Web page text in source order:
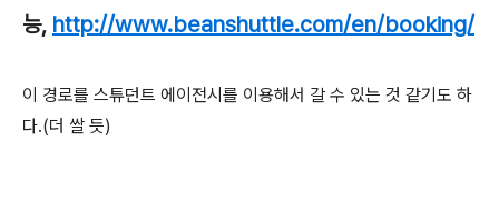
능, http://www.beanshuttle.com/en/booking/
이 경로를 스튜던트 에이전시를 이용해서 갈 수 있는 것 같기도 하
다.(더 쌀 듯)